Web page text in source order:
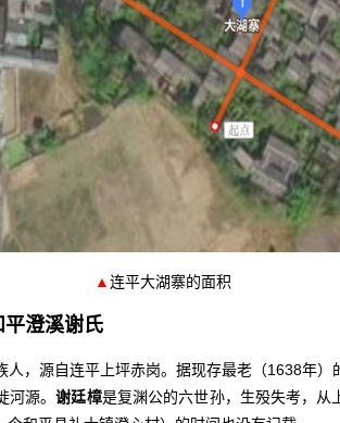
▲连平大湖寨的面积
澄溪谢氏
，源自连平上坪赤岗。据现存最老（1638年）
河源。谢廷樟是复渊公的六世孙，生殁失考，从